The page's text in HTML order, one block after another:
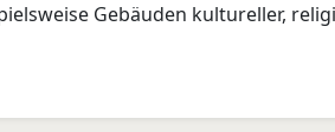
Gebäuden kultureller,